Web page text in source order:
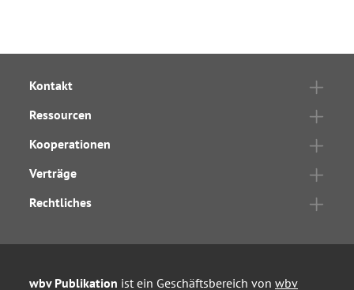
Kontakt
Ressourcen
Kooperationen
Verträge
Rechtliches
wbv Publikation ist ein Geschäftsbereich von wbv